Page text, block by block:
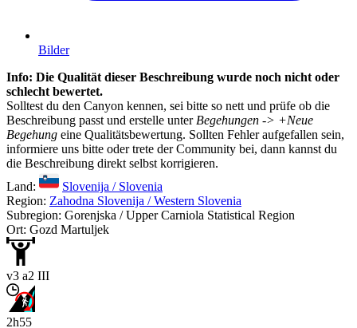
Bilder
Info: Die Qualität dieser Beschreibung wurde noch nicht oder
schlecht bewertet.
Solltest du den Canyon kennen, sei bitte so nett und prüfe ob die
Beschreibung passt und erstelle unter Begehungen -> +Neue
Begehung eine Qualitätsbewertung. Sollten Fehler aufgefallen sein,
informiere uns bitte oder trete der Community bei, dann kannst du
die Beschreibung direkt selbst korrigieren.
Land:
Slovenija / Slovenia
Region: Zahodna Slovenija / Western Slovenia
Subregion: Gorenjska / Upper Carniola Statistical Region
Ort: Gozd Martuljek
v3 a2 III
2h55